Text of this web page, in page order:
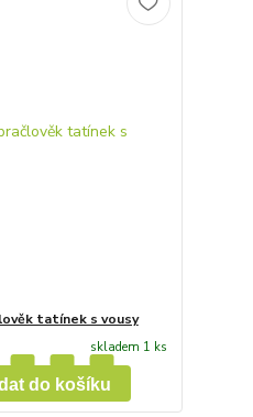
tatínek s vousy
skladem 1 ks
do košíku